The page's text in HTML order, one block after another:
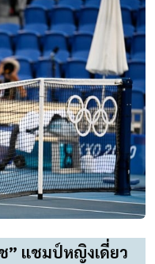
” แชมป์หญิงเดี่ยว